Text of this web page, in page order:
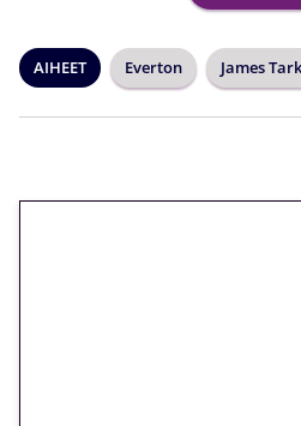
AIHEET Everton James